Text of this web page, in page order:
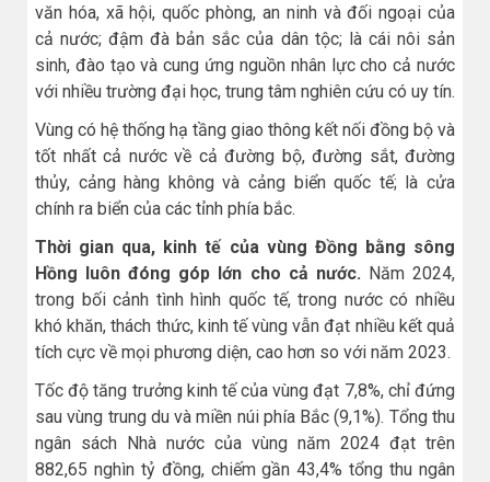
văn hóa, xã hội, quốc phòng, an ninh và đối ngoại của
cả nước; đậm đà bản sắc của dân tộc; là cái nôi sản
sinh, đào tạo và cung ứng nguồn nhân lực cho cả nước
với nhiều trường đại học, trung tâm nghiên cứu có uy tín.
Vùng có hệ thống hạ tầng giao thông kết nối đồng bộ và
tốt nhất cả nước về cả đường bộ, đường sắt, đường
thủy, cảng hàng không và cảng biển quốc tế; là cửa
chính ra biển của các tỉnh phía bắc.
Thời gian qua, kinh tế của vùng Đồng bằng sông
Hồng luôn đóng góp lớn cho cả nước. Năm 2024,
trong bối cảnh tình hình quốc tế, trong nước có nhiều
khó khăn, thách thức, kinh tế vùng vẫn đạt nhiều kết quả
tích cực về mọi phương diện, cao hơn so với năm 2023.
Tốc độ tăng trưởng kinh tế của vùng đạt 7,8%, chỉ đứng
sau vùng trung du và miền núi phía Bắc (9,1%). Tổng thu
ngân sách Nhà nước của vùng năm 2024 đạt trên
882,65 nghìn tỷ đồng, chiếm gần 43,4% tổng thu ngân